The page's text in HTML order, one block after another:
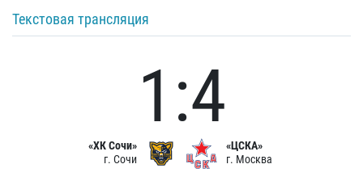
Текстовая трансляция
«ХК Сочи»
г. Сочи
1:4
«ЦСКА»
г. Москва